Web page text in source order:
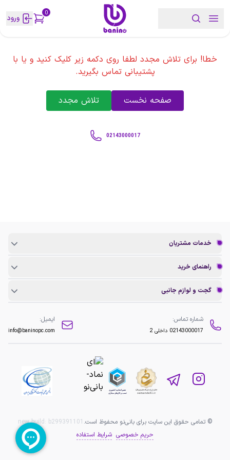
0 ورود
خطا! برای تلاش مجدد لطفا روی دکمه زیر کلیک کنید و یا با
پشتیبانی تماس بگیرید.
صفحه نخست تلاش مجدد
02143000017
خدمات مشتریان
راهنمای خرید
گجت و لوازم جانبی
شماره تماس:
02143000017 داخلی 2
ایمیل:
info@baninopc.com
© تمامی حقوق این سایت برای بانی‌نو محفوظ است. new build: b299391101
حریم خصوصی شرایط استفاده